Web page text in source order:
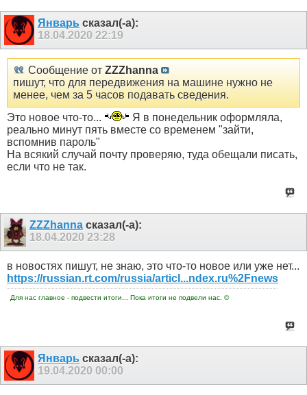
Январь сказал(-а):
18.04.2020 22:19
Сообщение от ZZZhanna
пишут, что для передвижения на машине нужно не
менее, чем за 5 часов подавать сведения.
Это новое что-то...
Я в понедельник оформляла,
реально минут пять вместе со временем "зайти,
вспомнив пароль"
На всякий случай почту проверяю, туда обещали писать,
если что не так.
ZZZhannaсказал(-а):
18.04.2020 23:28
в новостях пишут, не знаю, это что-то новое или уже нет...
https://russian.rt.com/russia/articl...ndex.ru%2Fnews
Для нас главное - подвести итоги... Пока итоги не подвели нас. ©
Январь сказал(-а):
19.04.2020 00:00